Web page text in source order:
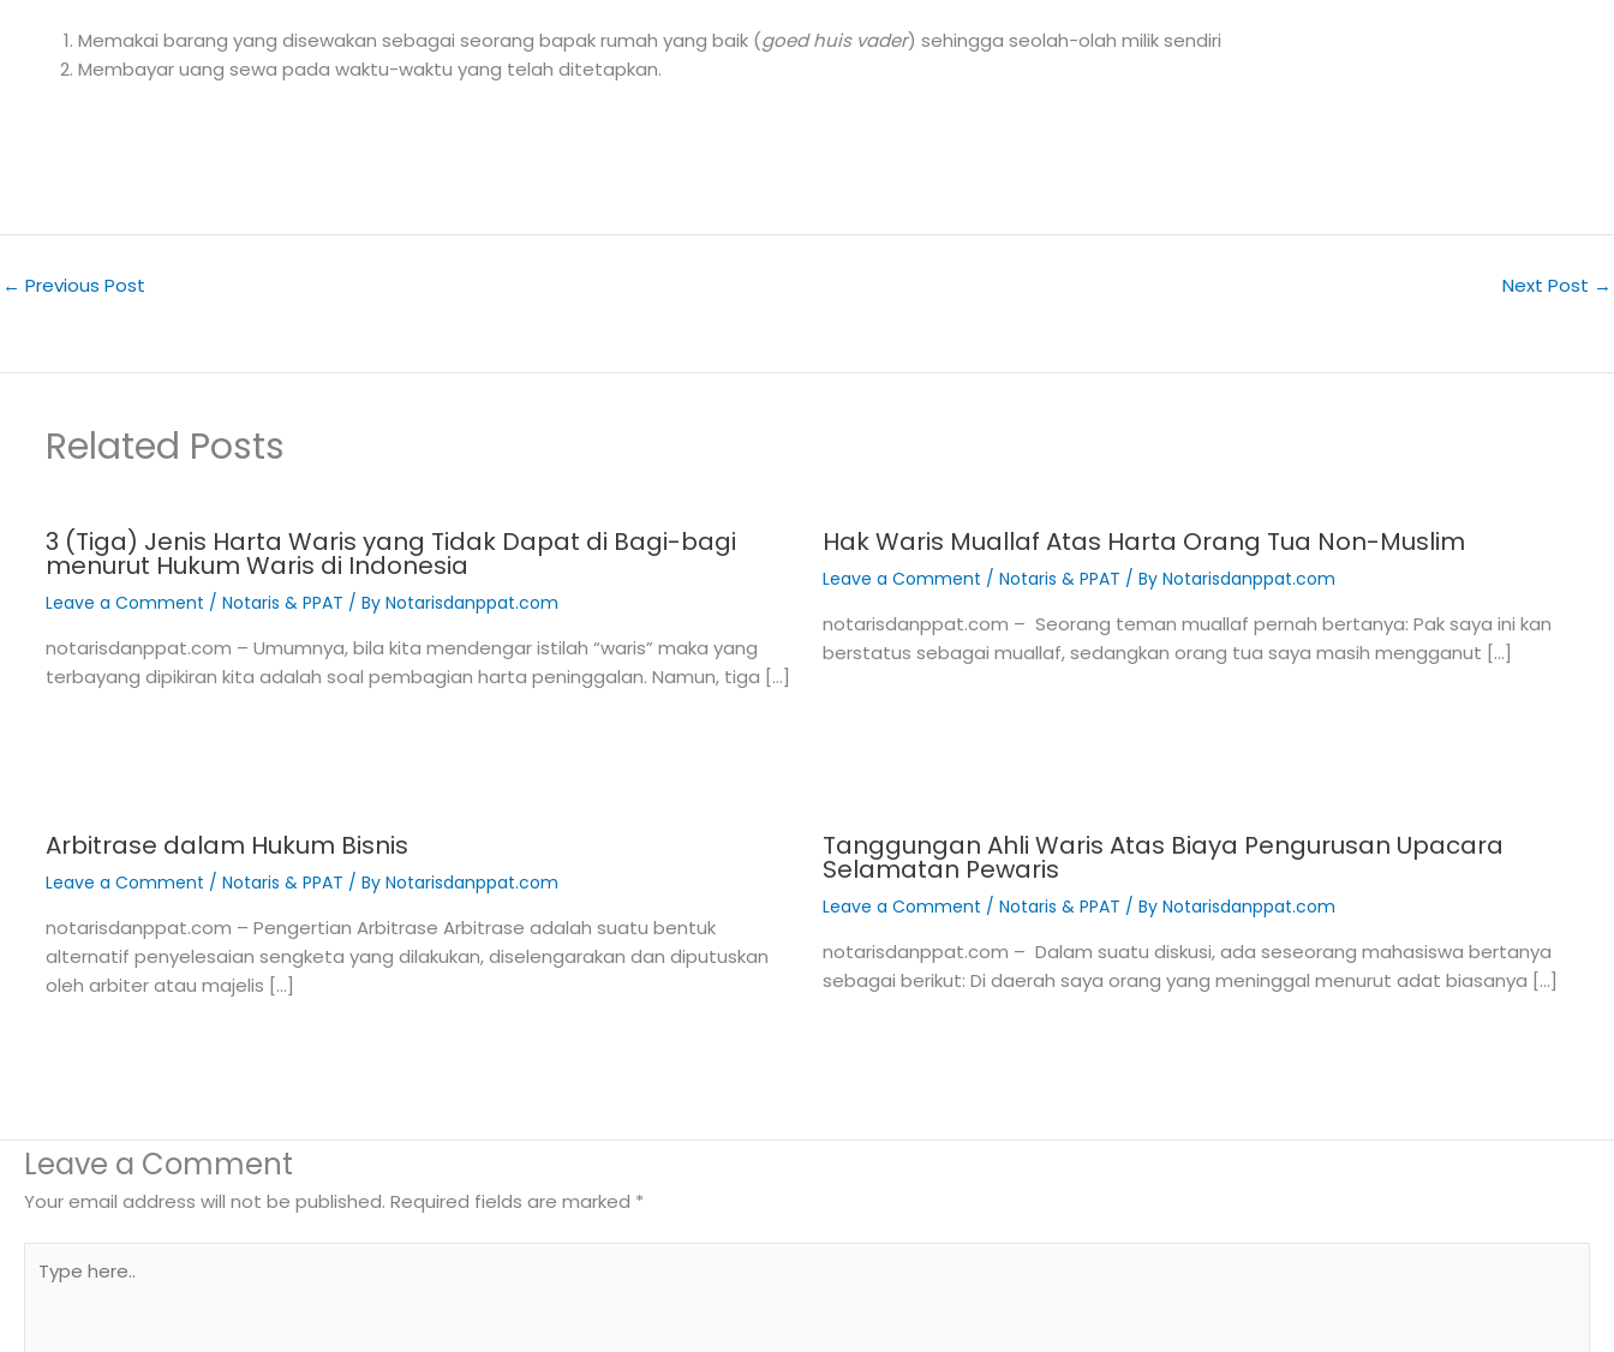
Memakai barang yang disewakan sebagai seorang bapak rumah yang baik (goed huis vader) sehingga seolah-olah milik sendiri
Membayar uang sewa pada waktu-waktu yang telah ditetapkan.
← Previous Post Next Post →
Related Posts
3 (Tiga) Jenis Harta Waris yang Tidak Dapat di Bagi-bagi
menurut Hukum Waris di Indonesia
Leave a Comment / Notaris & PPAT / By Notarisdanppat.com
notarisdanppat.com – Umumnya, bila kita mendengar istilah “waris” maka yang
terbayang dipikiran kita adalah soal pembagian harta peninggalan. Namun, tiga […]
Hak Waris Muallaf Atas Harta Orang Tua Non-Muslim
Leave a Comment / Notaris & PPAT / By Notarisdanppat.com
notarisdanppat.com – Seorang teman muallaf pernah bertanya: Pak saya ini kan
berstatus sebagai muallaf, sedangkan orang tua saya masih mengganut […]
Arbitrase dalam Hukum Bisnis
Leave a Comment / Notaris & PPAT / By Notarisdanppat.com
notarisdanppat.com – Pengertian Arbitrase Arbitrase adalah suatu bentuk
alternatif penyelesaian sengketa yang dilakukan, diselengarakan dan diputuskan
oleh arbiter atau majelis […]
Tanggungan Ahli Waris Atas Biaya Pengurusan Upacara
Selamatan Pewaris
Leave a Comment / Notaris & PPAT / By Notarisdanppat.com
notarisdanppat.com – Dalam suatu diskusi, ada seseorang mahasiswa bertanya
sebagai berikut: Di daerah saya orang yang meninggal menurut adat biasanya […]
Leave a Comment
Your email address will not be published. Required fields are marked *
here..